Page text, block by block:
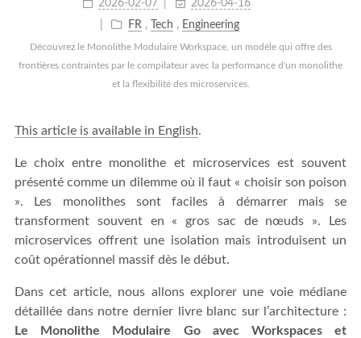
2026-02-07
2026-04-16
FR , Tech , Engineering
Découvrez le Monolithe Modulaire Workspace, un modèle qui offre des
frontières contraintes par le compilateur avec la performance d'un monolithe
et la flexibilité des microservices.
This article is available in English.
Le choix entre monolithe et microservices est souvent
présenté comme un dilemme où il faut « choisir son poison
». Les monolithes sont faciles à démarrer mais se
transforment souvent en « gros sac de nœuds ». Les
microservices offrent une isolation mais introduisent un
coût opérationnel massif dès le début.
Dans cet article, nous allons explorer une voie médiane
détaillée dans notre dernier livre blanc sur l’architecture :
Le Monolithe Modulaire Go avec Workspaces et